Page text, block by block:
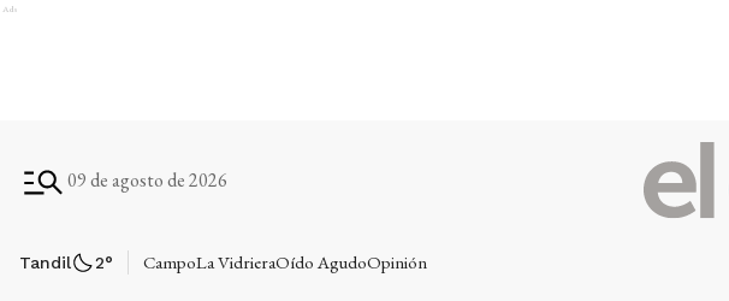
Ads
09 de agosto de 2026
Tandil 2° CampoLa VidrieraOído AgudoOpinión